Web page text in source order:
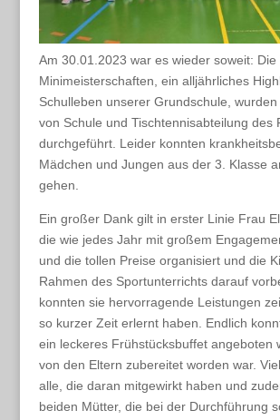
Am 30.01.2023 war es wieder soweit: Die
Minimeisterschaften, ein alljährliches
Schulleben unserer Grundschule,
von Schule und Tischtennisabteilung des
durchgeführt. Leider konnten
Mädchen und Jungen aus der 3. Klasse
gehen.
Ein großer Dank gilt in erster Linie Frau
die wie jedes Jahr mit großem
und die tollen Preise organisiert und die
Rahmen des Sportunterrichts darauf
konnten sie hervorragende Leistungen
so kurzer Zeit erlernt haben. Endlich
ein leckeres Frühstücksbuffet angeboten
von den Eltern zubereitet worden war.
alle, die daran mitgewirkt haben und
beiden Mütter, die bei der Durchführung